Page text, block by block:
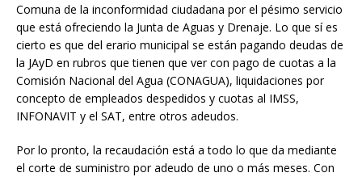
Comuna de la inconformidad ciudadana por el pésimo servicio
que está ofreciendo la Junta de Aguas y Drenaje. Lo que sí es
cierto es que del erario municipal se están pagando deudas de
la JAyD en rubros que tienen que ver con pago de cuotas a la
Comisión Nacional del Agua (CONAGUA), liquidaciones por
concepto de empleados despedidos y cuotas al IMSS,
INFONAVIT y el SAT, entre otros adeudos.
Por lo pronto, la recaudación está a todo lo que da mediante
el corte de suministro por adeudo de uno o más meses. Con